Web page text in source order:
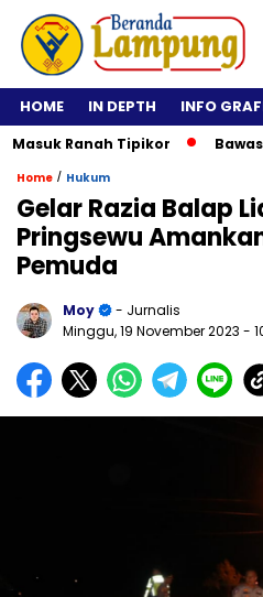
HOME IN DEPTH INFO
Ranah Tipikor Bawaslu
Home / Hukum
Gelar Razia Balap
Pringsewu
Pemuda
Moy
- Jurnalis
Minggu, 19 November 2023 -